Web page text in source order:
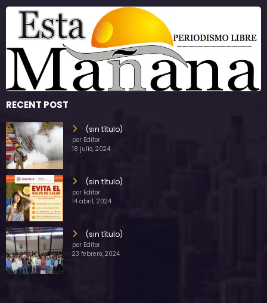
RECENT POST
(sin título)
por Editor
18 julio, 2024
(sin título)
por Editor
14 abril, 2024
(sin título)
por Editor
23 febrero, 2024